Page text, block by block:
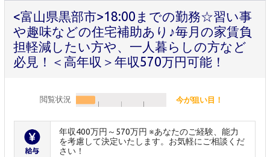
<富山県黒部市>18:00までの勤務☆習い事
や趣味などの住宅補助あり♪毎月の家賃負
担軽減したい方や、一人暮らしの方など
必見！＜高年収＞年収570万円可能！
閲覧状況 今が狙い目！
年収400万円～570万円 ※あなたのご経験、能力
を考慮して決定いたします。お気軽にご相談くだ
さい！